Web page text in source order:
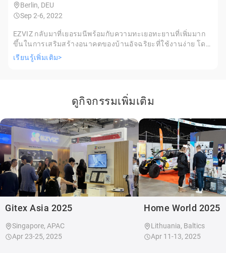
Berlin, DEU
Sep 2-6, 2022
EZVIZ กลับมาที่เยอรมนีพร้อมกับความทะเยอทะยานที่เพิ่มมาก
ขึ้นในการเสริมสร้างอนาคตของบ้านอัจฉริยะที่ใช้งานง่าย โดย
ได้ก้าวไปอีกขั้นในด้านระบบรักษาความปลอดภัยทั้งบ้าน การ
ทำความสะอาดอัจฉริยะ และอื่นๆ อีกมากมาย
เรียนรู้เพิ่มเติม>
ดูกิจกรรมเพิ่มเติม
Gitex Asia 2025
Singapore, APAC
Apr 23-25, 2025
Home World 2025
Lithuania, Baltics
Apr 11-13, 2025